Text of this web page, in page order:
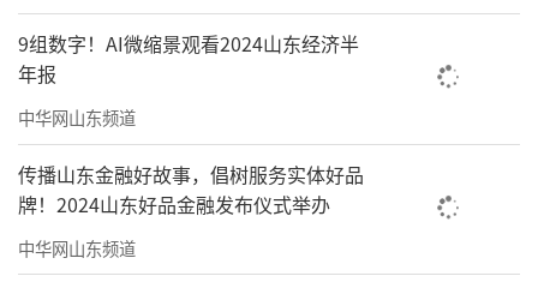
9组数字！AI微缩景观看2024山东经济半
年报
中华网山东频道
传播山东金融好故事，倡树服务实体好品
牌！2024山东好品金融发布仪式举办
中华网山东频道